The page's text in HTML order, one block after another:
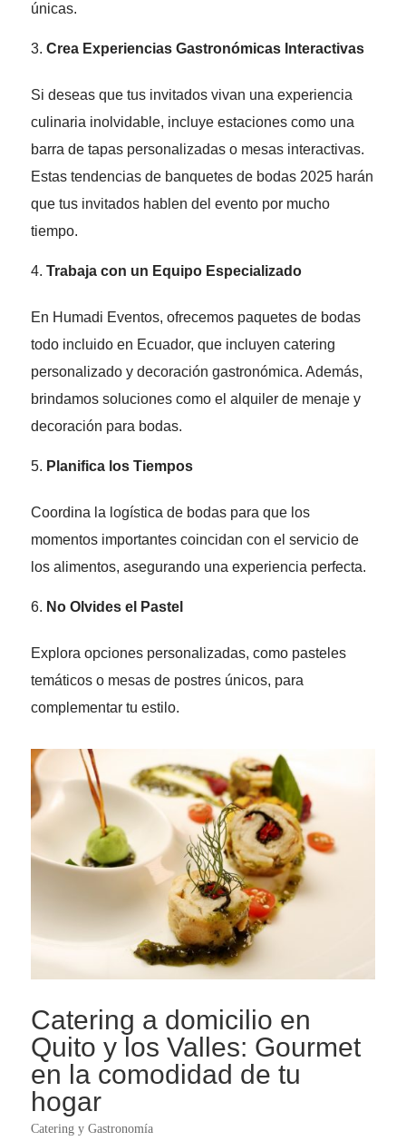
únicas.
Crea Experiencias Gastronómicas Interactivas
Si deseas que tus invitados vivan una experiencia
culinaria inolvidable, incluye estaciones como una
barra de tapas personalizadas o mesas interactivas.
Estas tendencias de banquetes de bodas 2025 harán
que tus invitados hablen del evento por mucho
tiempo.
Trabaja con un Equipo Especializado
En Humadi Eventos, ofrecemos paquetes de bodas
todo incluido en Ecuador, que incluyen catering
personalizado y decoración gastronómica. Además,
brindamos soluciones como el alquiler de menaje y
decoración para bodas.
Planifica los Tiempos
Coordina la logística de bodas para que los
momentos importantes coincidan con el servicio de
los alimentos, asegurando una experiencia perfecta.
No Olvides el Pastel
Explora opciones personalizadas, como pasteles
temáticos o mesas de postres únicos, para
complementar tu estilo.
Catering a domicilio en
Quito y los Valles: Gourmet
en la comodidad de tu
hogar
Catering y Gastronomía